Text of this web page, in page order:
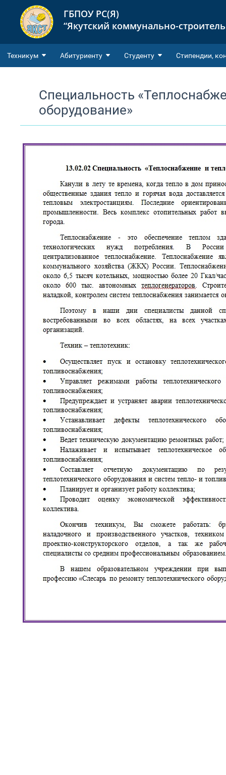
ГБПОУ РС(Я)
“Якутский коммунально-
Техникум Абитуриенту Студенту Cтипендии,
Специальность
оборудование»